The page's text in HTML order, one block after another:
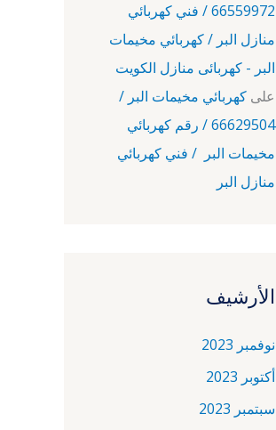
66559972 / فني كهربائي
منازل البر / كهربائي مخيمات
البر - كهربائى منازل الكويت
على كهربائي مخيمات البر /
66629504 / رقم كهربائي
مخيمات البر / فني كهربائي
منازل البر
الأرشيف
نوفمبر 2023
أكتوبر 2023
سبتمبر 2023